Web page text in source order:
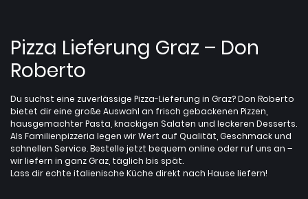
Pizza Lieferung Graz – Don
Roberto
Du suchst eine zuverlässige Pizza-Lieferung in Graz? Don Roberto
bietet dir eine große Auswahl an frisch gebackenen Pizzen,
hausgemachter Pasta, knackigen Salaten und leckeren Desserts.
Als Familienpizzeria legen wir Wert auf Qualität, Geschmack und
schnellen Service. Bestelle jetzt bequem online oder ruf uns an –
wir liefern in ganz Graz, täglich bis spät.
Lass dir echte italienische Küche direkt nach Hause liefern!